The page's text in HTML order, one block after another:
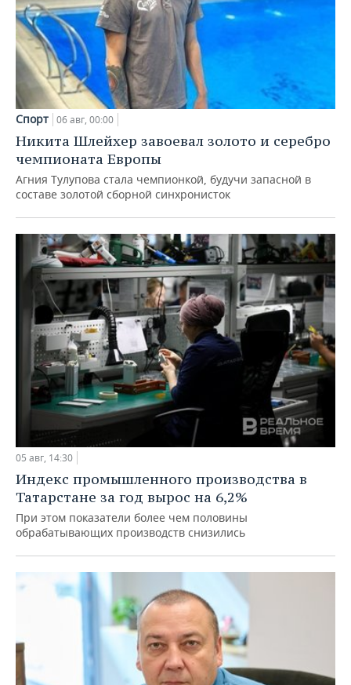
Спорт 06 авг, 00:00
Никита Шлейхер завоевал золото и серебро
чемпионата Европы
Агния Тулупова стала чемпионкой, будучи запасной в
составе золотой сборной синхронисток
05 авг, 14:30
Индекс промышленного производства в
Татарстане за год вырос на 6,2%
При этом показатели более чем половины
обрабатывающих производств снизились